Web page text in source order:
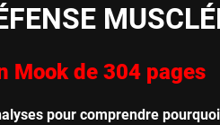
Mook de 304 pages
pour comprendre